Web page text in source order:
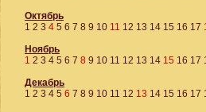
Октябрь
1 2 3 4 5 6 7 8 9 10 11 12 13 14 15 16 17
Ноябрь
1 2 3 4 5 6 7 8 9 10 11 12 13 14 15 16 17
Декабрь
1 2 3 4 5 6 7 8 9 10 11 12 13 14 15 16 17